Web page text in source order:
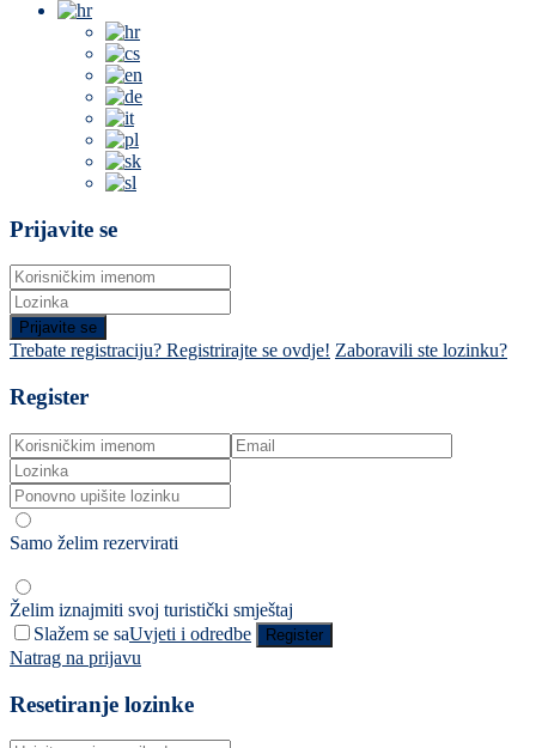
Prijavite se
Prijavite se
Trebate registraciju? Registrirajte se ovdje! Zaboravili ste lozinku?
Register
Samo želim rezervirati
Želim iznajmiti svoj turistički smještaj
Slažem se saUvjeti i odredbe Register
Natrag na prijavu
Resetiranje lozinke